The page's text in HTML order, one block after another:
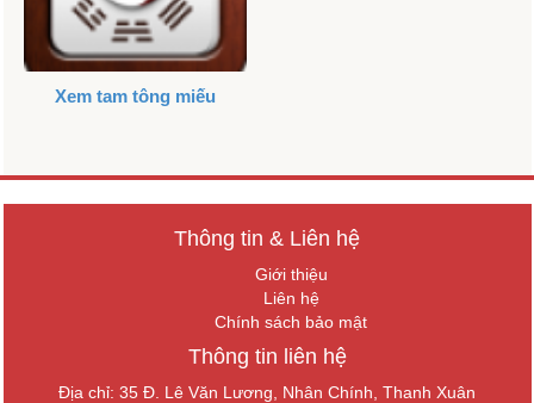
Xem tam tông miếu
Thông tin & Liên hệ
Giới thiệu
Liên hệ
Chính sách bảo mật
Thông tin liên hệ
Địa chỉ: 35 Đ. Lê Văn Lương, Nhân Chính, Thanh Xuân